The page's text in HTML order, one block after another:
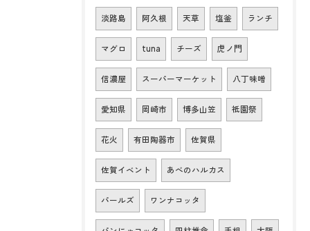
淡路島 阿久根 天草 塩釜 ランチ
マグロ tuna チーズ 虎ノ門
信濃屋 スーパーマーケット 八丁味噌
愛知県 岡崎市 博多山笠 祇園祭
花火 有田陶器市 佐賀県
佐賀イベント あべのハルカス
パールズ ワンナコッタ